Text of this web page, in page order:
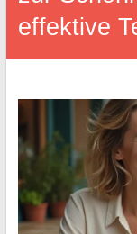
effektive